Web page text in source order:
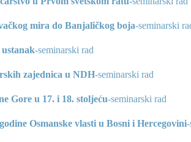
mira do Banjaličkog boja-seminarski
-seminarski rad
zajednica u NDH-seminarski rad
Gore u 17. i 18. stoljeću-seminarski rad
Osmanske vlasti u Bosni i Hercegovini-